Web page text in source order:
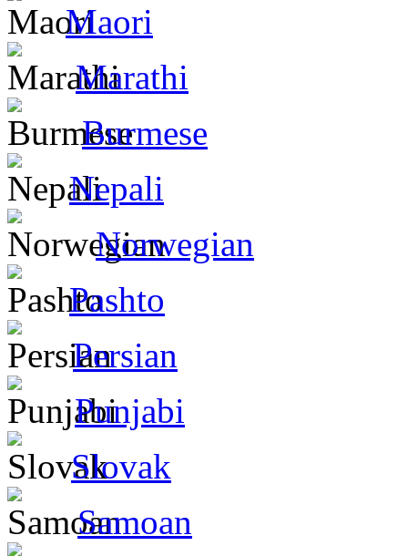
Maori
Marathi
Burmese
Nepali
Norwegian
Pashto
Persian
Punjabi
Slovak
Samoan